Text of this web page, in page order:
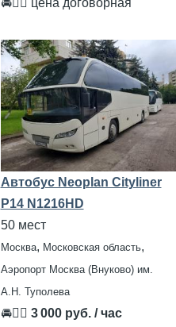
🚘👨‍✈ цена договорная
Автобус Neoplan Cityliner
P14 N1216HD
50 мест
Москва, Московская область,
Аэропорт Москва (Внуково) им.
А.Н. Туполева
🚘👨‍✈ 3 000 руб. / час